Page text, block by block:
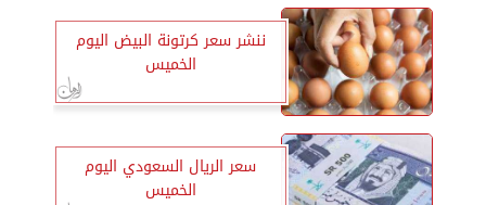
ننشر سعر كرتونة البيض اليوم
الخميس
سعر الريال السعودي اليوم
الخميس